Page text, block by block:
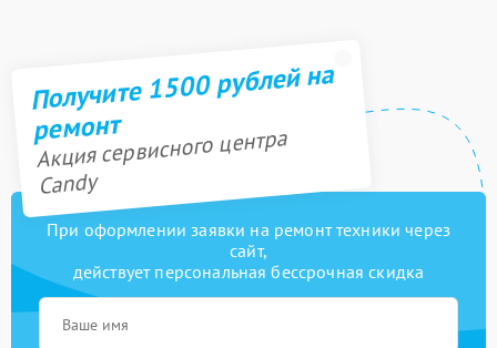
Получите 1500 рублей на
ремонт
Акция сервисного центра
Candy
При оформлении заявки на ремонт техники через
сайт,
действует персональная бессрочная скидка